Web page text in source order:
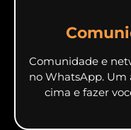
Comunidade e
no WhatsApp.
cima e fazer